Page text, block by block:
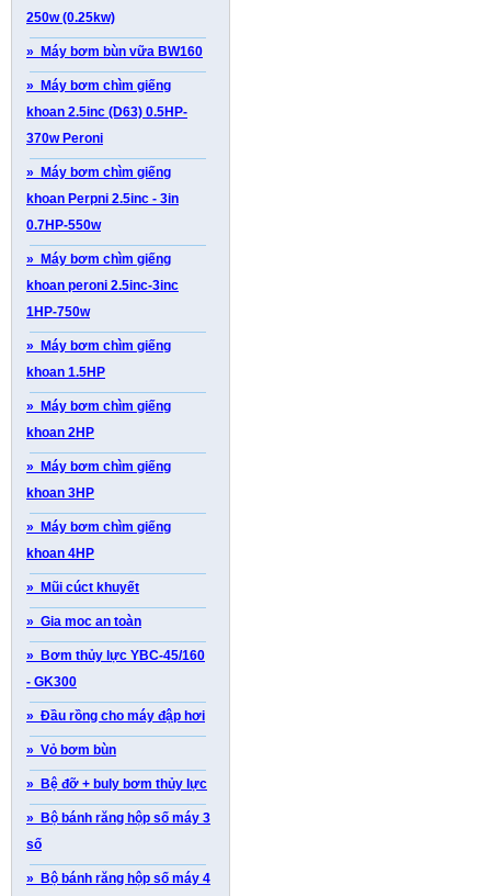
250w (0.25kw)
» Máy bơm bùn vữa BW160
» Máy bơm chìm giếng
khoan 2.5inc (D63) 0.5HP-
370w Peroni
» Máy bơm chìm giếng
khoan Perpni 2.5inc - 3in
0.7HP-550w
» Máy bơm chìm giếng
khoan peroni 2.5inc-3inc
1HP-750w
» Máy bơm chìm giếng
khoan 1.5HP
» Máy bơm chìm giếng
khoan 2HP
» Máy bơm chìm giếng
khoan 3HP
» Máy bơm chìm giếng
khoan 4HP
» Mũi cúct khuyết
» Gia moc an toàn
» Bơm thủy lực YBC-45/160
- GK300
» Đầu rồng cho máy đập hơi
» Vỏ bơm bùn
» Bệ đỡ + buly bơm thủy lực
» Bộ bánh răng hộp số máy 3
số
» Bộ bánh răng hộp số máy 4